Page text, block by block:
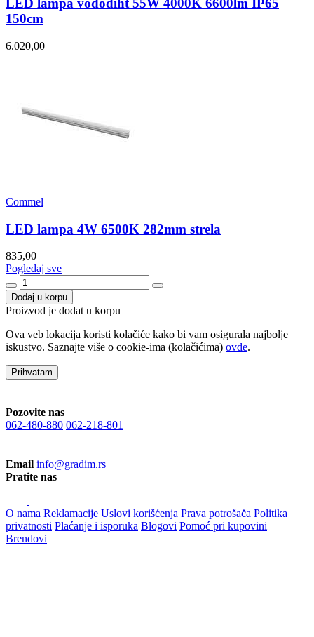
LED lampa vododiht 55W 4000K 6600lm IP65
150cm
6.020,00
Commel
LED lampa 4W 6500K 282mm strela
835,00
Pogledaj sve
Dodaj u korpu
Proizvod je dodat u korpu
Ova veb lokacija koristi kolačiće kako bi vam osigurala najbolje
iskustvo. Saznajte više o cookie-ima (kolačićima) ovde.
Prihvatam
Pozovite nas
062-480-880 062-218-801
Email info@gradim.rs
Pratite nas
O nama Reklamacije Uslovi korišćenja Prava potrošača Politika
privatnosti Plaćanje i isporuka Blogovi Pomoć pri kupovini
Brendovi